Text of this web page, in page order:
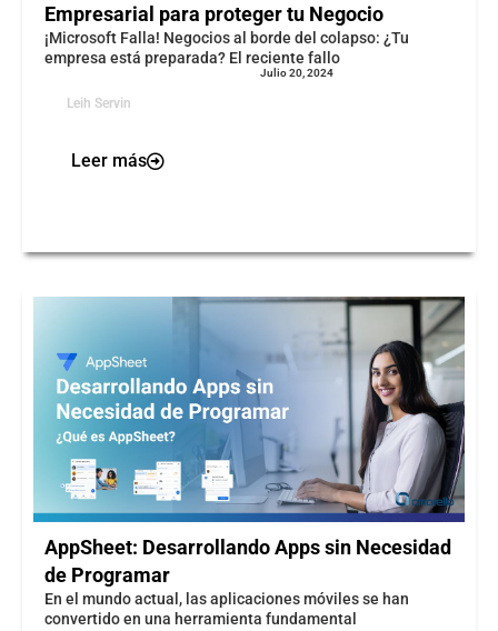
Empresarial para proteger tu Negocio
¡Microsoft Falla! Negocios al borde del colapso: ¿Tu
empresa está preparada? El reciente fallo
Leih Servin
Julio 20, 2024
Leer más
AppSheet: Desarrollando Apps sin Necesidad
de Programar
En el mundo actual, las aplicaciones móviles se han
convertido en una herramienta fundamental